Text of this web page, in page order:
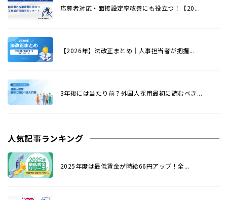
応募者対応・面接設定率改善にも役立つ！【20...
【2026年】法改正まとめ｜人事担当者が把握...
3年後には当たり前？外国人採用最初に読むべき...
人気記事ランキング
2025年度は最低賃金が時給66円アップ！全...